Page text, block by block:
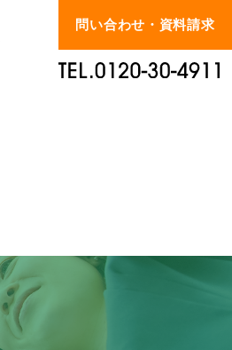
問い合わせ・資料請求